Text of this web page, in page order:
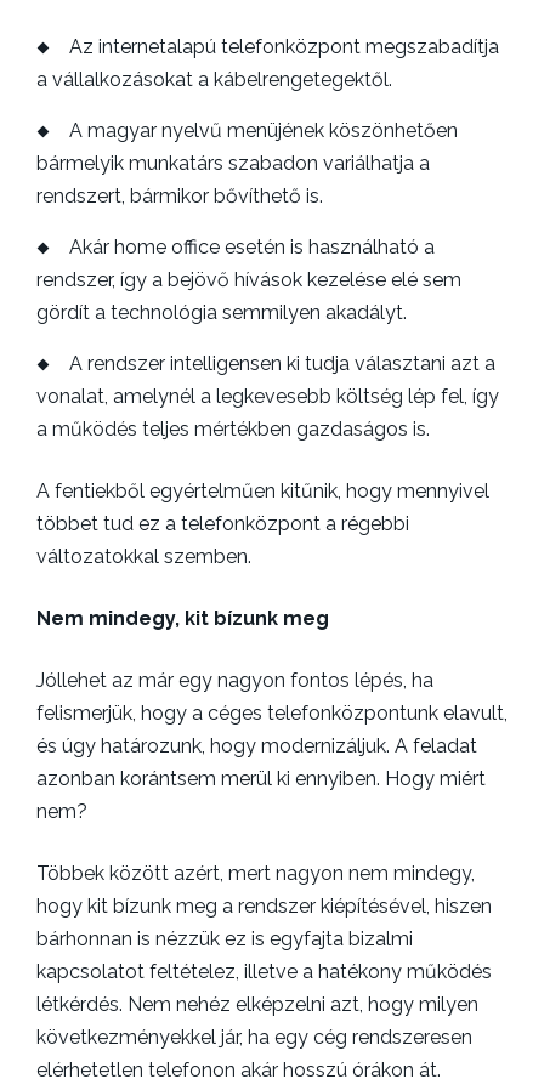
Az internetalapú telefonközpont megszabadítja
a vállalkozásokat a kábelrengetegektől.
A magyar nyelvű menüjének köszönhetően
bármelyik munkatárs szabadon variálhatja a
rendszert, bármikor bővíthető is.
Akár home office esetén is használható a
rendszer, így a bejövő hívások kezelése elé sem
gördít a technológia semmilyen akadályt.
A rendszer intelligensen ki tudja választani azt a
vonalat, amelynél a legkevesebb költség lép fel, így
a működés teljes mértékben gazdaságos is.
A fentiekből egyértelműen kitűnik, hogy mennyivel
többet tud ez a telefonközpont a régebbi
változatokkal szemben.
Nem mindegy, kit bízunk meg
Jóllehet az már egy nagyon fontos lépés, ha
felismerjük, hogy a céges telefonközpontunk elavult,
és úgy határozunk, hogy modernizáljuk. A feladat
azonban korántsem merül ki ennyiben. Hogy miért
nem?
Többek között azért, mert nagyon nem mindegy,
hogy kit bízunk meg a rendszer kiépítésével, hiszen
bárhonnan is nézzük ez is egyfajta bizalmi
kapcsolatot feltételez, illetve a hatékony működés
létkérdés. Nem nehéz elképzelni azt, hogy milyen
következményekkel jár, ha egy cég rendszeresen
elérhetetlen telefonon akár hosszú órákon át.